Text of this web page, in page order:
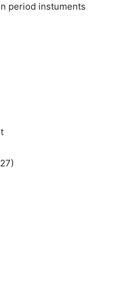
period instuments